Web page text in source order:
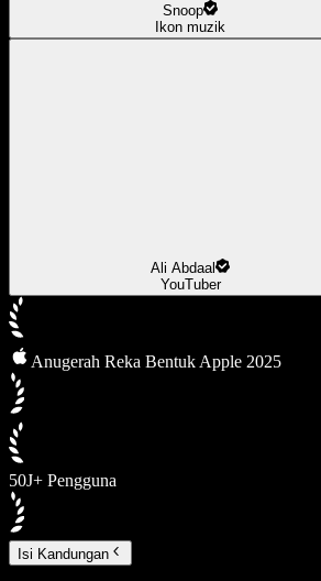
Snoop
Ikon muzik
Ali Abdaal
YouTuber
Anugerah Reka Bentuk Apple 2025
50J+ Pengguna
Isi Kandungan